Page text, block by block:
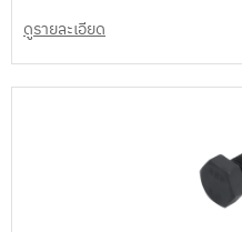
ดูรายละเอียด